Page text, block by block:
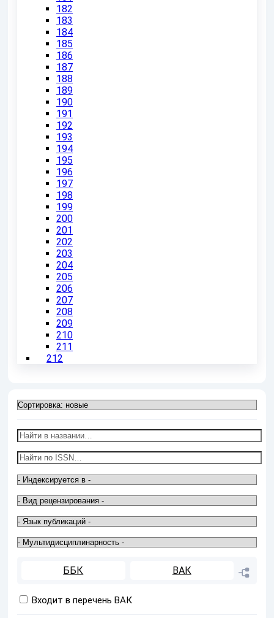
182
183
184
185
186
187
188
189
190
191
192
193
194
195
196
197
198
199
200
201
202
203
204
205
206
207
208
209
210
211
212
ББК ВАК
Входит в перечень ВАК